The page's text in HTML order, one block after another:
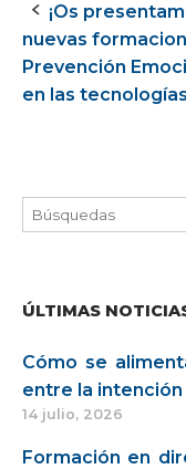
de
la
¡Os
nuevas
Prevención
en las
ÚLTIMAS
Cómo se
entre la intención
14 julio, 2026
Formación en